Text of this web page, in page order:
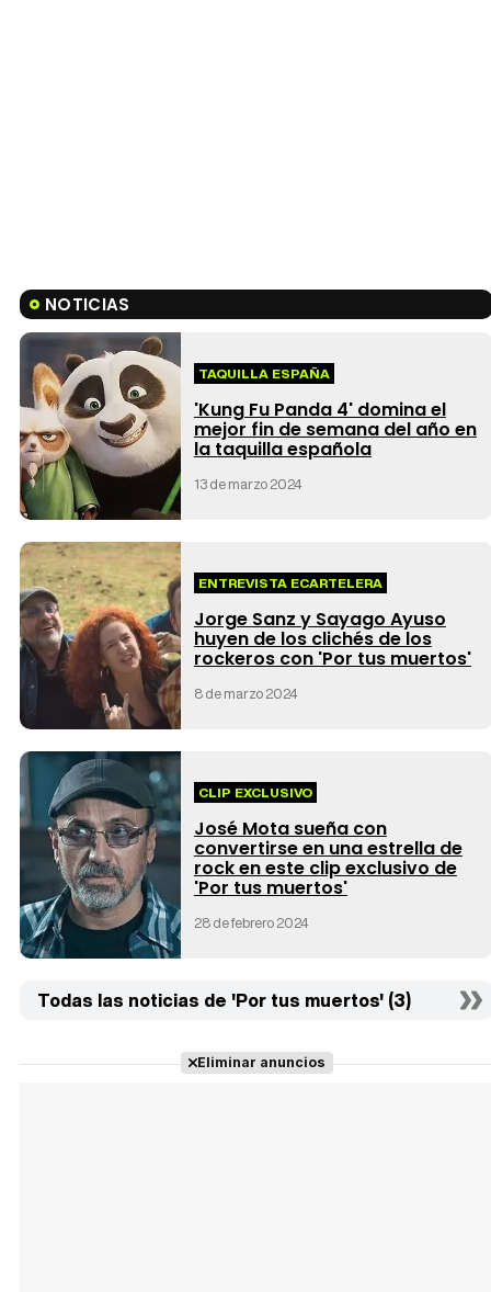
NOTICIAS
TAQUILLA ESPAÑA
'Kung Fu Panda 4' domina el
mejor fin de semana del año en
la taquilla española
13 de marzo 2024
ENTREVISTA ECARTELERA
Jorge Sanz y Sayago Ayuso
huyen de los clichés de los
rockeros con 'Por tus muertos'
8 de marzo 2024
CLIP EXCLUSIVO
José Mota sueña con
convertirse en una estrella de
rock en este clip exclusivo de
'Por tus muertos'
28 de febrero 2024
Todas las noticias de 'Por tus muertos' (3)
Eliminar anuncios